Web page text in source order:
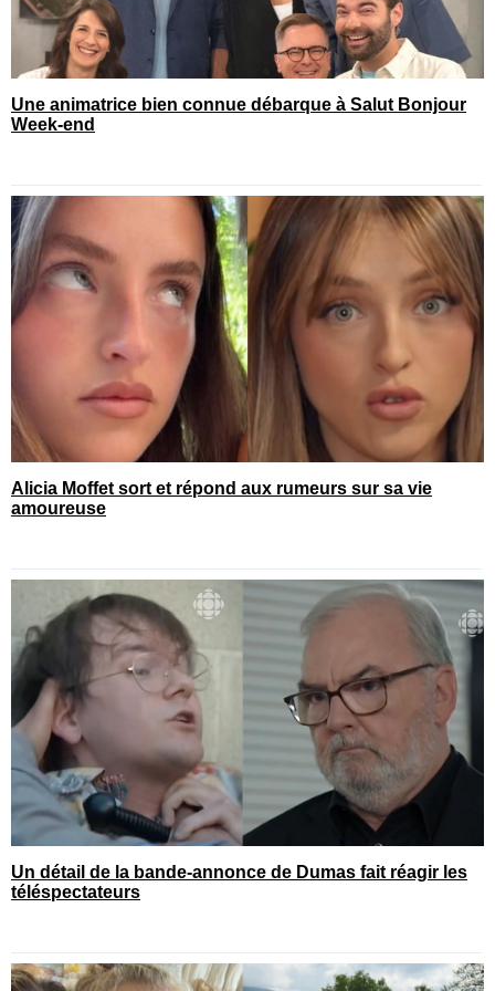
Une animatrice bien connue débarque à Salut Bonjour
Week-end
Alicia Moffet sort et répond aux rumeurs sur sa vie
amoureuse
Un détail de la bande-annonce de Dumas fait réagir les
téléspectateurs